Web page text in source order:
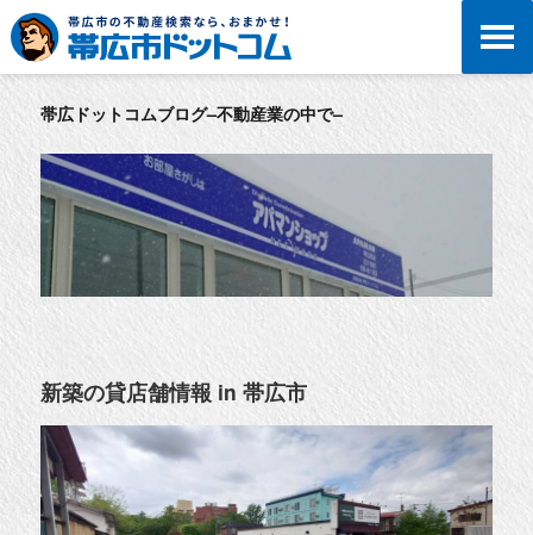
帯広ドットコムブログ–不動産業の中で–
新築の貸店舗情報 in 帯広市